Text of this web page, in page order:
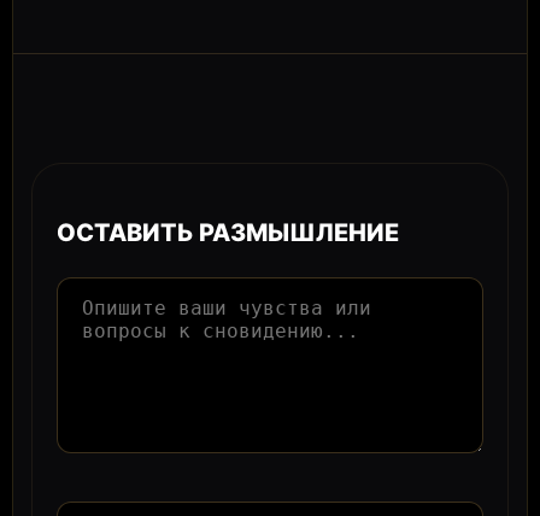
ОСТАВИТЬ РАЗМЫШЛЕНИЕ